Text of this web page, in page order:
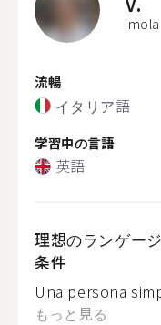
Imola
流暢
イタリア語
学習中の言語
英語
理想のランゲー
条件
Una persona
もっと見る